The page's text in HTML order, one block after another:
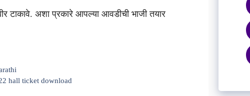
टाकावे. अशा प्रकारे आपल्या आवडीची भाजी तयार
hall ticket download